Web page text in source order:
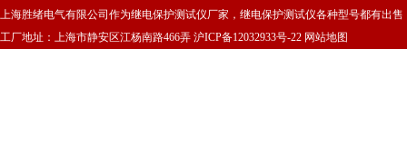
上海胜绪电气有限公司作为继电保护测试仪厂家，继电保护测试仪各种型号都有出
工厂地址：上海市静安区江杨南路466弄 沪ICP备12032933号-22 网站地图